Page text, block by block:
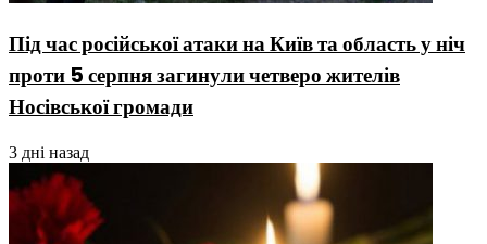
Під час російської атаки на Київ та область у ніч
проти 5 серпня загинули четверо жителів
Носівської громади
3 дні назад